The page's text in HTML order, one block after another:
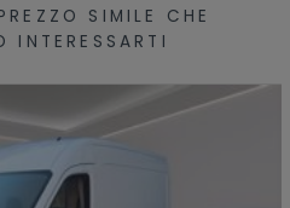
SIMILE CHE
INTERESSARTI